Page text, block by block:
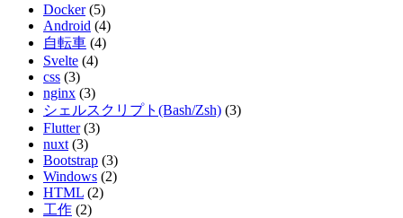
Docker (5)
Android (4)
自転車 (4)
Svelte (4)
css (3)
nginx (3)
シェルスクリプト(Bash/Zsh) (3)
Flutter (3)
nuxt (3)
Bootstrap (3)
Windows (2)
HTML (2)
工作 (2)